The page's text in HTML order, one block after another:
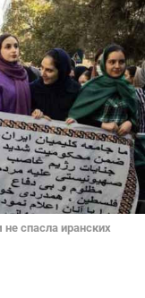
спасла иранских